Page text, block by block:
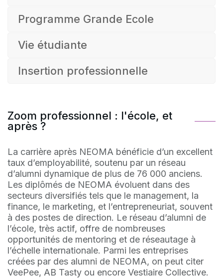
Programme Grande Ecole
Vie étudiante
Insertion professionnelle
Zoom professionnel : l'école, et
après ?
La carrière après NEOMA bénéficie d’un excellent
taux d’employabilité, soutenu par un réseau
d’alumni dynamique de plus de 76 000 anciens.
Les diplômés de NEOMA évoluent dans des
secteurs diversifiés tels que le management, la
finance, le marketing, et l’entrepreneuriat, souvent
à des postes de direction. Le réseau d’alumni de
l’école, très actif, offre de nombreuses
opportunités de mentoring et de réseautage à
l’échelle internationale. Parmi les entreprises
créées par des alumni de NEOMA, on peut citer
VeePee, AB Tasty ou encore Vestiaire Collective.